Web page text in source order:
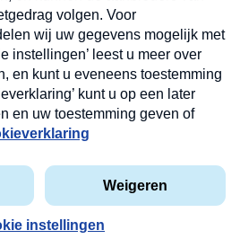
- Omroep MAX
abonnement op onze
en dinsdagochtend in uw